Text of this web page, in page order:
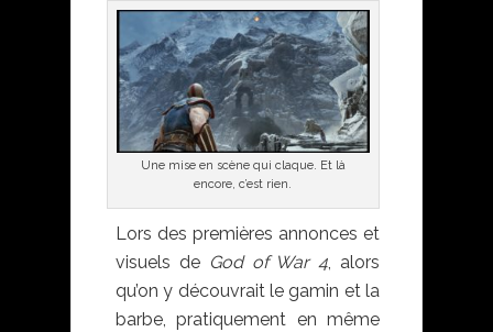
Une mise en scène qui claque. Et là
encore, c’est rien.
Lors des premières annonces et
visuels de God of War 4, alors
qu’on y découvrait le gamin et la
barbe, pratiquement en même